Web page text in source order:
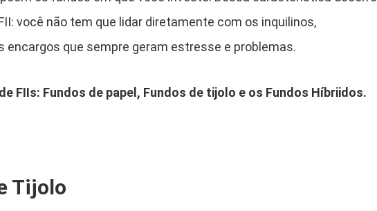
você não tem que lidar diretamente com os inquilinos,
encargos que sempre geram estresse e problemas.
FIIs: Fundos de papel, Fundos de tijolo e os Fundos Híbriidos.
Tijolo